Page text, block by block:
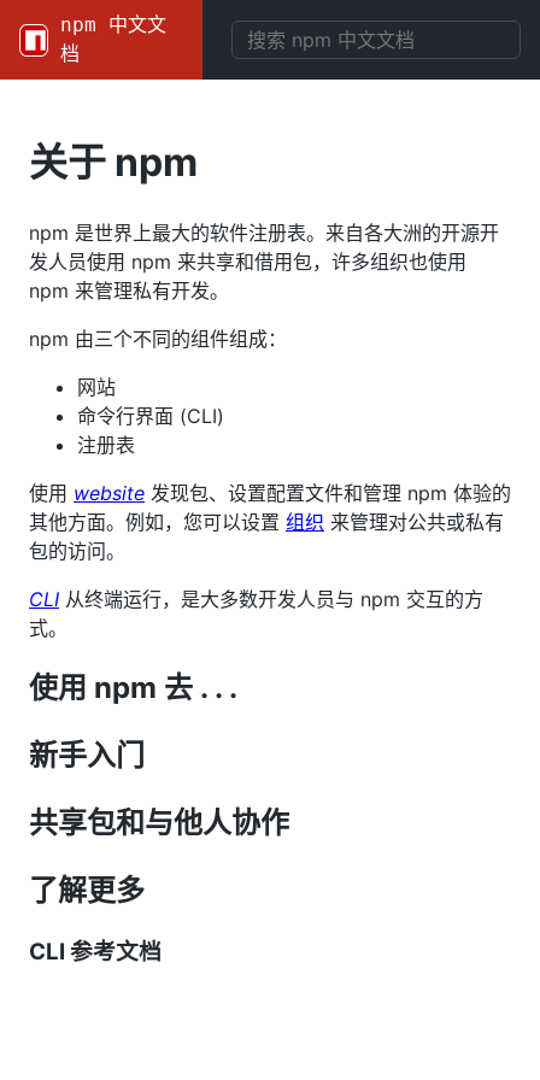
npm 中文文
档
关于 npm
npm 是世界上最大的软件注册表。来自各大洲的开源开
发人员使用 npm 来共享和借用包，许多组织也使用
npm 来管理私有开发。
npm 由三个不同的组件组成：
网站
命令行界面 (CLI)
注册表
使用 website 发现包、设置配置文件和管理 npm 体验的
其他方面。例如，您可以设置 组织 来管理对公共或私有
包的访问。
CLI 从终端运行，是大多数开发人员与 npm 交互的方
式。
使用 npm 去 . . .
新手入门
共享包和与他人协作
了解更多
CLI 参考文档